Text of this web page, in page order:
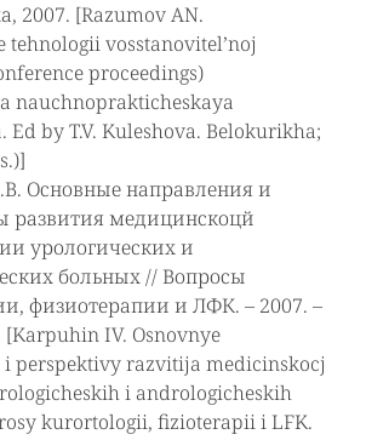
2007. [Razumov AN.
tehnologii vosstanovitel’noj
proceedings)
nauchnoprakticheskaya
Ed by T.V. Kuleshova. Belokurikha;
Основные направления и
развития медицинскоцй
урологических и
больных // Вопросы
физиотерапии и ЛФК. – 2007. –
[Karpuhin IV. Osnovnye
perspektivy razvitija medicinskocj
i andrologicheskih
kurortologii, fizioterapii i LFK.